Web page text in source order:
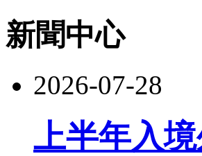
新聞中心
2026-07-28
上半年入